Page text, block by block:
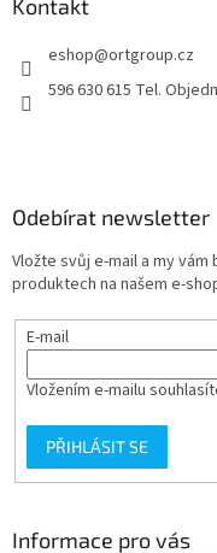
Kontakt
eshop@ortgroup.cz
596 630 615 Tel.
Odebírat newsletter
Vložte svůj e-mail a my
produktech na našem e-
E-mail
Vložením e-mailu
PŘIHLÁSIT SE
Informace pro vás